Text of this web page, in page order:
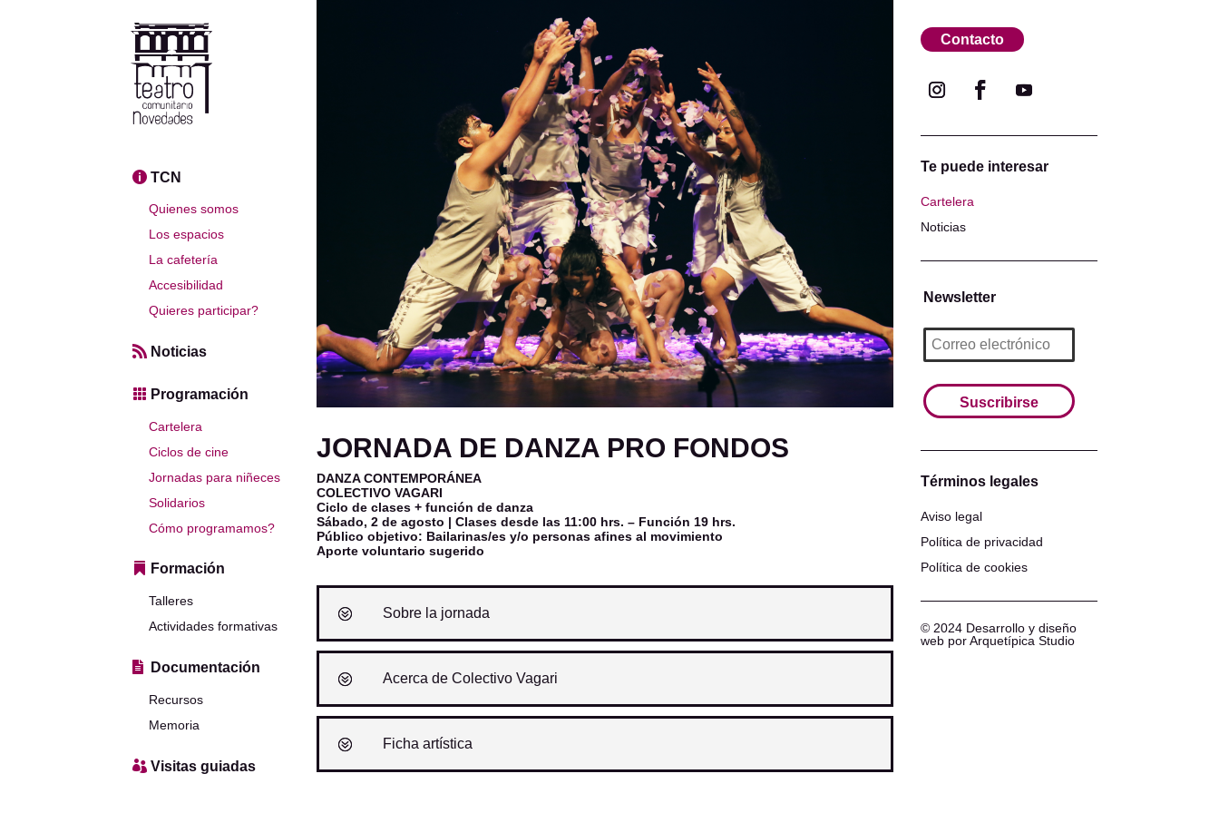
TCN
Quienes somos
Los espacios
La cafetería
Accesibilidad
Quieres participar?
Noticias
Programación
Cartelera
Ciclos de cine
Jornadas para niñeces
Solidarios
Cómo programamos?
Formación
Talleres
Actividades formativas
Documentación
Recursos
Memoria
Visitas guiadas
JORNADA DE DANZA PRO FONDOS
DANZA CONTEMPORÁNEA
COLECTIVO VAGARI
Ciclo de clases + función de danza
Sábado, 2 de agosto | Clases desde las 11:00 hrs. – Función 19 hrs.
Público objetivo: Bailarinas/es y/o personas afines al movimiento
Aporte voluntario sugerido
Sobre la jornada
Acerca de Colectivo Vagari
Ficha artística
Contacto
Te puede interesar
Cartelera
Noticias
Newsletter
Suscribirse
Términos legales
Aviso legal
Política de privacidad
Política de cookies
© 2024 Desarrollo y diseño
web por Arquetípica Studio